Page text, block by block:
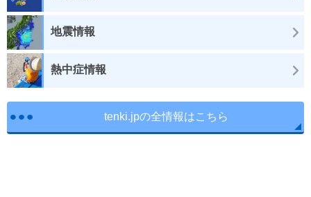
地震情報
熱中症情報
tenki.jpの全情報はこちら